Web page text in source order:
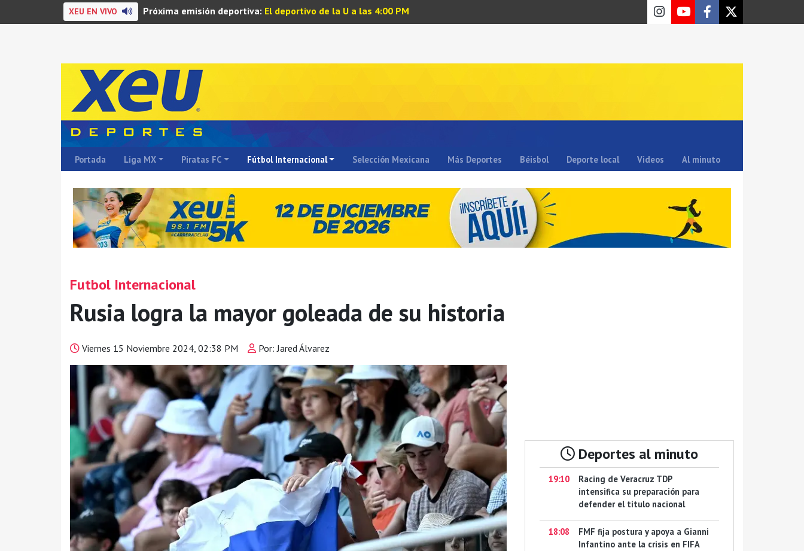
XEU EN VIVO Próxima emisión deportiva: El deportivo de la U a las 4:00 PM
Portada Liga MX Piratas FC Fútbol Internacional Selección Mexicana Más Deportes Béisbol Deporte local Videos Al minuto
Futbol Internacional
Rusia logra la mayor goleada de su historia
Viernes 15 Noviembre 2024, 02:38 PM Por: Jared Álvarez
Deportes al minuto
19:10
Racing de Veracruz TDP
intensifica su preparación para
defender el título nacional
18:08
FMF fija postura y apoya a Gianni
Infantino ante la crisis en FIFA